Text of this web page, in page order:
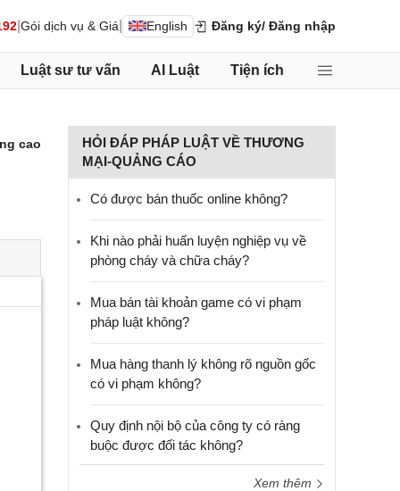
Gói dịch vụ & Giá English Đăng ký/ Đăng nhập
Luật sư tư vấn AI Luật Tiện ích
cao
HỎI ĐÁP PHÁP LUẬT VỀ THƯƠNG
MẠI-QUẢNG CÁO
Có được bán thuốc online không?
Khi nào phải huấn luyện nghiệp vụ về
phòng cháy và chữa cháy?
Mua bán tài khoản game có vi phạm
pháp luật không?
Mua hàng thanh lý không rõ nguồn gốc
có vi phạm không?
Quy định nội bộ của công ty có ràng
buộc được đối tác không?
Xem thêm